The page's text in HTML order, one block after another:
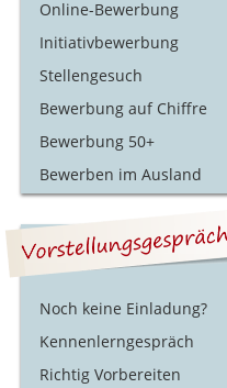
Online-Bewerbung
Initiativbewerbung
Stellengesuch
Bewerbung auf Chiffre
Bewerbung 50+
Bewerben im Ausland
Noch keine Einladung?
Kennenlerngespräch
Richtig Vorbereiten